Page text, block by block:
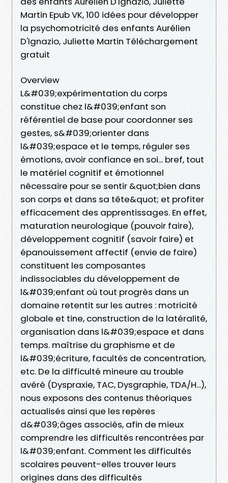
Martin Epub VK, 100 idées pour développer
la psychomotricité des enfants Aurélien
D'Ignazio, Juliette Martin Téléchargement
gratuit
Overview
L&#039;expérimentation du corps
constitue chez l&#039;enfant son
référentiel de base pour coordonner ses
gestes, s&#039;orienter dans
l&#039;espace et le temps, réguler ses
émotions, avoir confiance en soi... bref, tout
le matériel cognitif et émotionnel
nécessaire pour se sentir &quot;bien dans
son corps et dans sa tête&quot; et profiter
efficacement des apprentissages. En effet,
maturation neurologique (pouvoir faire),
développement cognitif (savoir faire) et
épanouissement affectif (envie de faire)
constituent les composantes
indissociables du développement de
l&#039;enfant où tout progrès dans un
domaine retentit sur les autres : motricité
globale et tine, construction de la latéralité,
organisation dans l&#039;espace et dans
temps. maîtrise du graphisme et de
l&#039;écriture, facultés de concentration,
etc. De la difficulté mineure au trouble
avéré (Dyspraxie, TAC, Dysgraphie, TDA/H...),
nous exposons des contenus théoriques
actualisés ainsi que les repères
d&#039;âges associés, afin de mieux
comprendre les difficultés rencontrées par
l&#039;enfant. Comment les difficultés
scolaires peuvent-elles trouver leurs
origines dans des difficultés